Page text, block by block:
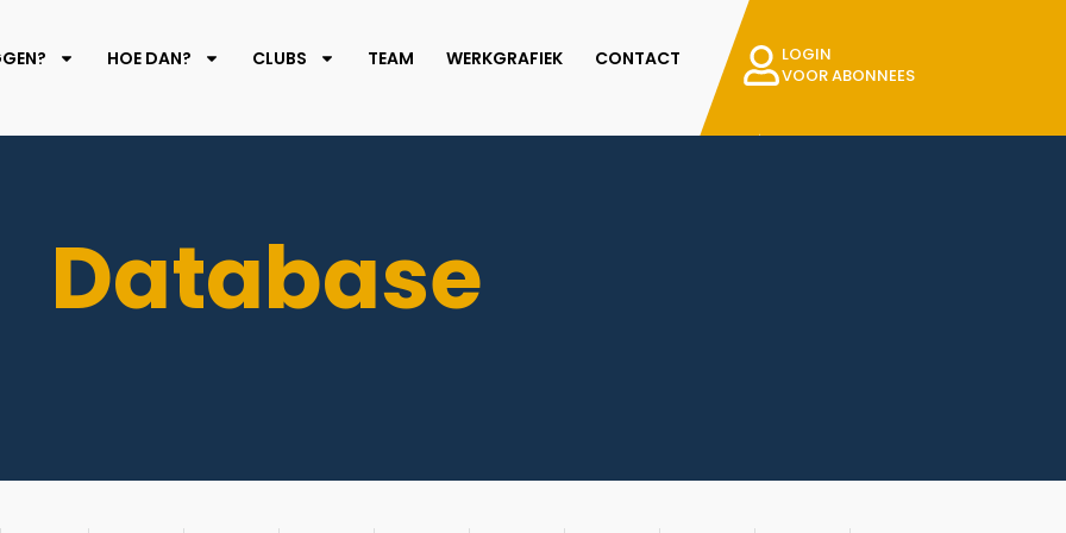
HOE DAN? CLUBS TEAM WERKGRAFIEK CONTACT
LOGIN
VOOR ABONNEES
Database